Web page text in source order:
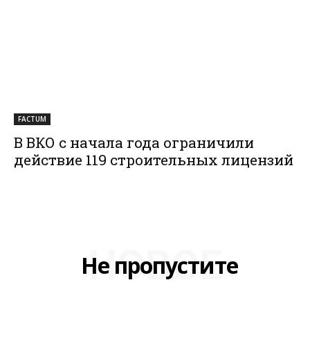
FACTUM
В ВКО с начала года ограничили
действие 119 строительных лицензий
Не пропустите
НОВОЕ